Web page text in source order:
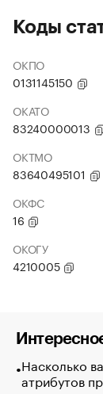
Коды
ОКПО
0131145150
ОКАТО
83240000013
ОКТМО
83640495101
ОКФС
16
ОКОГУ
4210005
Насколько
атрибутов